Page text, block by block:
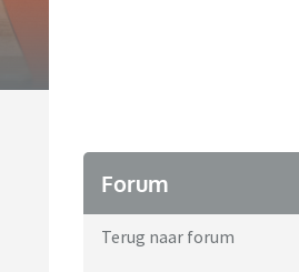
Forum
Terug naar forum